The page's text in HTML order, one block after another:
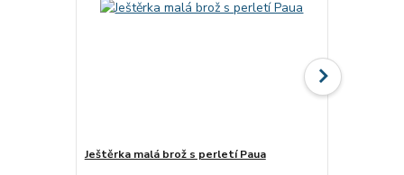
Ještěrka malá brož s perletí Paua